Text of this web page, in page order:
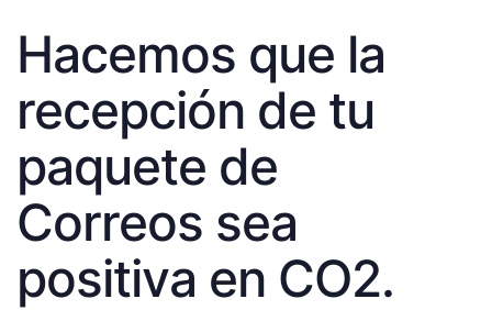
Hacemos que la
recepción de tu
paquete de
Correos sea
positiva en CO2.